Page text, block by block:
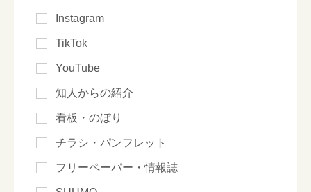
Instagram
TikTok
YouTube
知人からの紹介
看板・のぼり
チラシ・パンフレット
フリーペーパー・情報誌